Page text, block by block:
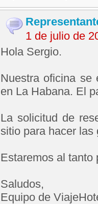
1 de julio de
Hola Sergio.
Nuestra oficina se
en La Habana. El
La solicitud de
sitio para hacer las
Estaremos al tanto
Saludos,
Equipo de